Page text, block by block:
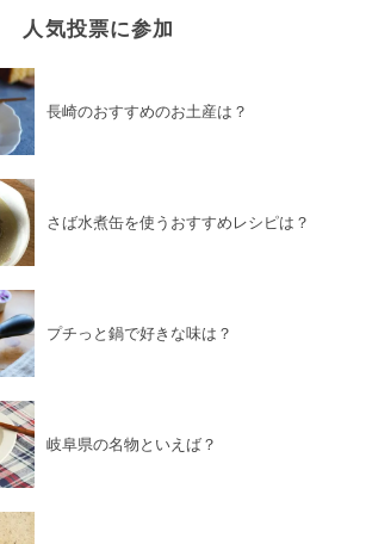
人気投票に参加
長崎のおすすめのお土産は？
さば水煮缶を使うおすすめレシピは？
プチっと鍋で好きな味は？
岐阜県の名物といえば？